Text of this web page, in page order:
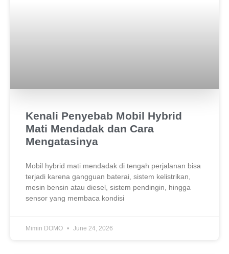
Kenali Penyebab Mobil Hybrid
Mati Mendadak dan Cara
Mengatasinya
Mobil hybrid mati mendadak di tengah perjalanan bisa
terjadi karena gangguan baterai, sistem kelistrikan,
mesin bensin atau diesel, sistem pendingin, hingga
sensor yang membaca kondisi
Mimin DOMO June 24, 2026